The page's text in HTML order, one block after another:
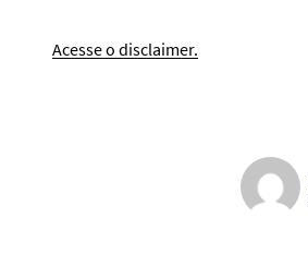
Acesse o disclaimer.